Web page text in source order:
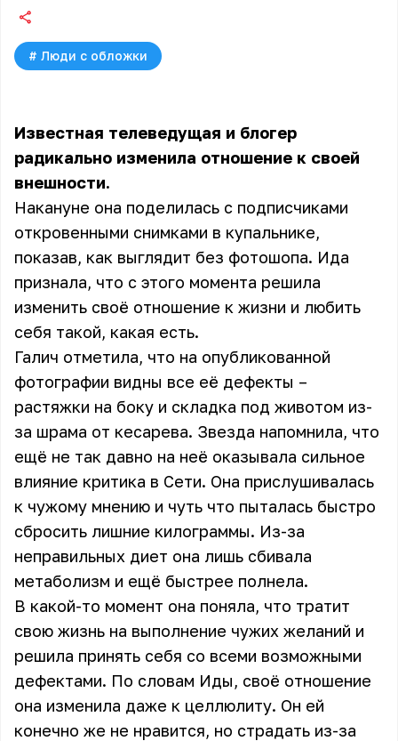
# Люди с обложки
Известная телеведущая и блогер
радикально изменила отношение к своей
внешности.
Накануне она поделилась с подписчиками
откровенными снимками в купальнике,
показав, как выглядит без фотошопа. Ида
признала, что с этого момента решила
изменить своё отношение к жизни и любить
себя такой, какая есть.
Галич отметила, что на опубликованной
фотографии видны все её дефекты –
растяжки на боку и складка под животом из-
за шрама от кесарева. Звезда напомнила, что
ещё не так давно на неё оказывала сильное
влияние критика в Сети. Она прислушивалась
к чужому мнению и чуть что пыталась быстро
сбросить лишние килограммы. Из-за
неправильных диет она лишь сбивала
метаболизм и ещё быстрее полнела.
В какой-то момент она поняла, что тратит
свою жизнь на выполнение чужих желаний и
решила принять себя со всеми возможными
дефектами. По словам Иды, своё отношение
она изменила даже к целлюлиту. Он ей
конечно же не нравится, но страдать из-за